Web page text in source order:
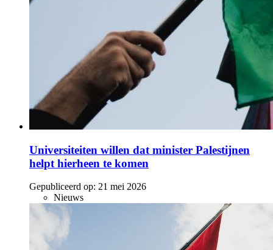
Universiteiten willen dat minister Palestijnen
helpt hierheen te komen
Gepubliceerd op: 21 mei 2026
Nieuws